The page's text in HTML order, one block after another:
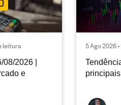
leitura
2026 |
e
5 Ago 2026